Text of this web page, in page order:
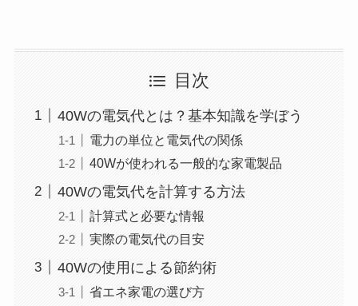
目次
40Wの電気代とは？基本知識を学ぼう
電力の単位と電気代の関係
40Wが使われる一般的な家電製品
40Wの電気代を計算する方法
計算式と必要な情報
実際の電気代の目安
40Wの使用による節約術
省エネ家電の選び方